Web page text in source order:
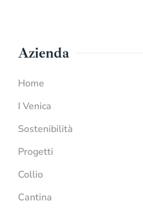
Azienda
Home
I Venica
Sostenibilità
Progetti
Collio
Cantina